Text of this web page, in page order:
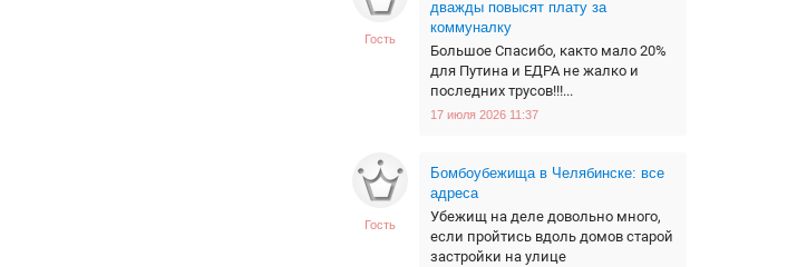
Гость
дважды повысят плату за
коммуналку
Большое Спасибо, както мало 20%
для Путина и ЕДРА не жалко и
последних трусов!!!...
17 июля 2026 11:37
Гость
Бомбоубежища в Челябинске: все
адреса
Убежищ на деле довольно много,
если пройтись вдоль домов старой
застройки на улице